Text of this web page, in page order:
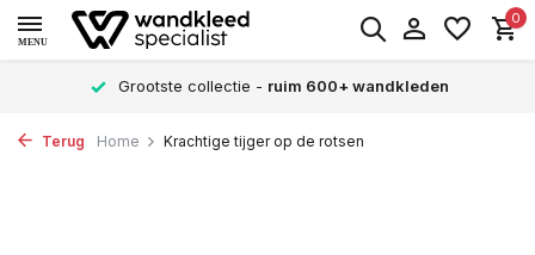
MENU
0
Grootste collectie - ruim 600+ wandkleden
Terug Home Krachtige tijger op de rotsen